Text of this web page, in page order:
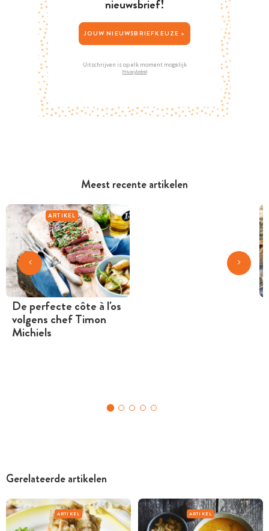
Meest recente artikelen
ARTIKEL
De perfecte côte à l'os
volgens chef Timon
Michiels
nieuwsbrief!
JOUW NIEUWSBRIEFKEUZE >
Uitschrijven is op elk moment mogelijk
Privacybeleid
Gerelateerde artikelen
ARTIKEL ARTIKEL